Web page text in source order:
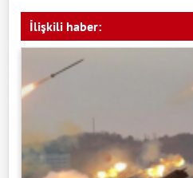
İlişkili haber: